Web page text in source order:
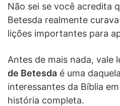
Não sei se você acredita
Betesda realmente
lições importantes para
Antes de mais nada, vale
de Betesda é uma
interessantes da Bíblia
história completa.